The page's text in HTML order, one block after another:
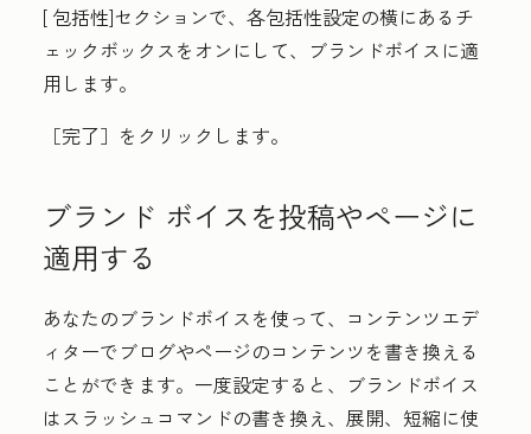
[ 包括性]セクションで、各包括性設定の横にあるチ
ェックボックスをオンにして、ブランドボイスに適
用します。
［完了］ をクリックします。
ブランド ボイスを投稿やページに
適用する
あなたのブランドボイスを使って、コンテンツエデ
ィターでブログやページのコンテンツを書き換える
ことができます。一度設定すると、ブランドボイス
はスラッシュコマンドの書き換え、展開、短縮に使